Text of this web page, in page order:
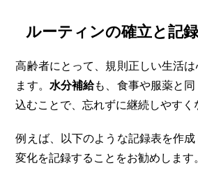
ルーティンの確立と記
高齢者にとって、規則正しい生活
ます。 水分補給も、食事や服薬と
込むことで、忘れずに継続しやすく
例えば、以下のような記録表を作
変化を記録することをお勧めします。